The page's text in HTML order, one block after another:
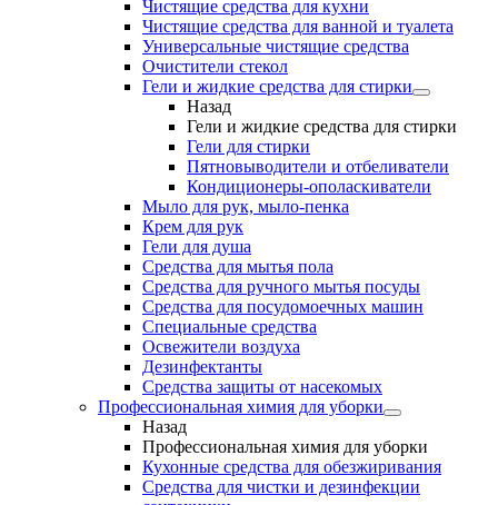
Чистящие средства для кухни
Чистящие средства для ванной и туалета
Универсальные чистящие средства
Очистители стекол
Гели и жидкие средства для стирки
Назад
Гели и жидкие средства для стирки
Гели для стирки
Пятновыводители и отбеливатели
Кондиционеры-ополаскиватели
Мыло для рук, мыло-пенка
Крем для рук
Гели для душа
Средства для мытья пола
Средства для ручного мытья посуды
Средства для посудомоечных машин
Специальные средства
Освежители воздуха
Дезинфектанты
Средства защиты от насекомых
Профессиональная химия для уборки
Назад
Профессиональная химия для уборки
Кухонные средства для обезжиривания
Средства для чистки и дезинфекции